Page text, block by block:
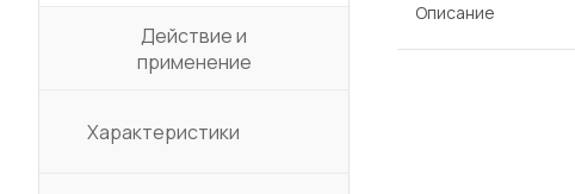
Действие и
применение
Характеристики
Описание